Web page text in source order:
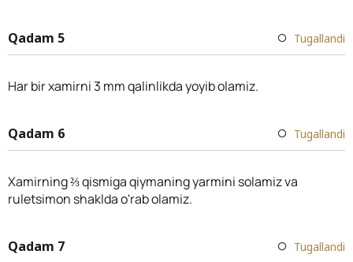
Qadam 5 Tugallandi
Har bir xamirni 3 mm qalinlikda yoyib olamiz.
Qadam 6 Tugallandi
Xamirning ⅔ qismiga qiymaning yarmini solamiz va
ruletsimon shaklda o'rab olamiz.
Qadam 7 Tugallandi